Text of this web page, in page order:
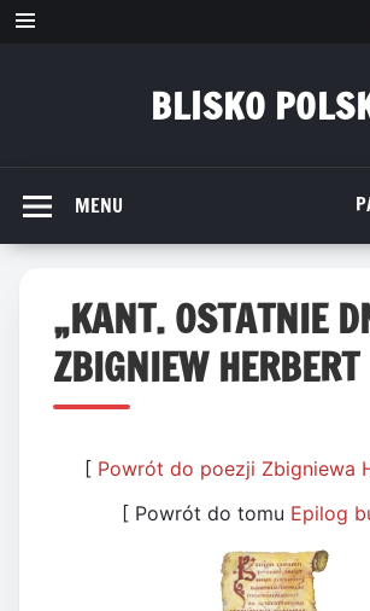
Przejdź
BLISKO
MENU
„KANT. OSTATNIE
ZBIGNIEW HERBERT
[ Powrót do poezji Zbigniewa
[ Powrót do tomu Epilog